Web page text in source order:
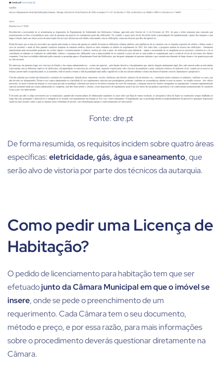
Fonte: dre.pt
De forma resumida, os requisitos incidem sobre quatro áreas
específicas:eletricidade, gás, água e saneamento, que
serão alvo de vistoria por parte dos técnicos da autarquia.
Como pedir uma Licença de
Habitação?
O pedido de licenciamento para habitação tem que ser
efetuadojunto da Câmara Municipal em que o imóvel se
insere, onde se pede o preenchimento de um
requerimento. Cada Câmara tem o seu documento,
método e preço, e por essa razão, para mais informações
sobre o procedimento deverás questionar diretamente na
Câmara.